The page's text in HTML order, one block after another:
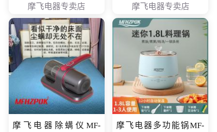
摩飞电器专卖店 摩飞电器专卖店
摩飞电器除螨仪MF-
摩飞电器多功能锅MF-